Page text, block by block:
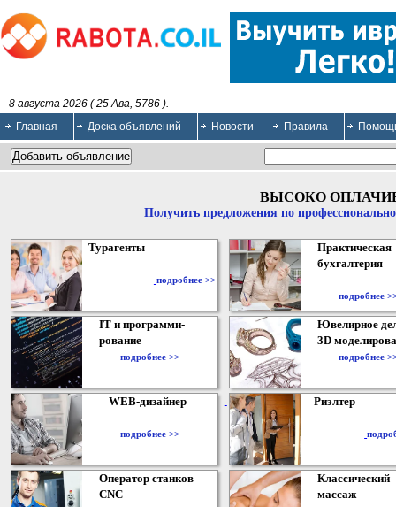
8 августа 2026 ( 25 Ава, 5786 ).
Главная
Доска объявлений Новости Правила
ВЫСОКО
Получить предложения по
Турагенты
подробнее >>
Практическая
бухгалтерия
подробнее
IT и программи-
рование
подробнее >>
Ювелирное
3D
подробнее
WEB-дизайнер
подробнее >>
Риэлтер
Оператор станков
CNC
Классический
массаж